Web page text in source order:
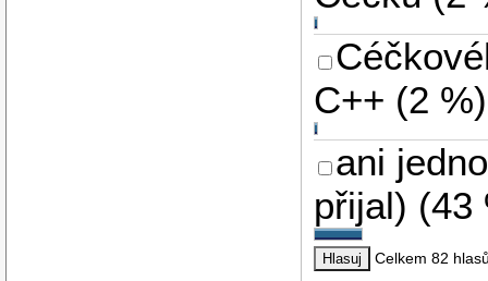
C++ (2 %)
ani
přijal) (43
Celkem 82